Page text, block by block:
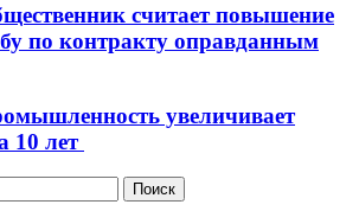
считает повышение
по контракту оправданным
увеличивает
10 лет